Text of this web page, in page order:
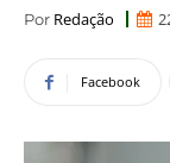
Por Redação
Facebook